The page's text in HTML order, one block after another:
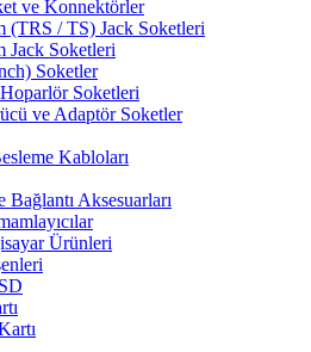
ve Konnektörler
(TRS / TS) Jack Soketleri
Jack Soketleri
Soketler
Soketleri
ve Adaptör Soketler
Kabloları
Bağlantı Aksesuarları
Ürünleri